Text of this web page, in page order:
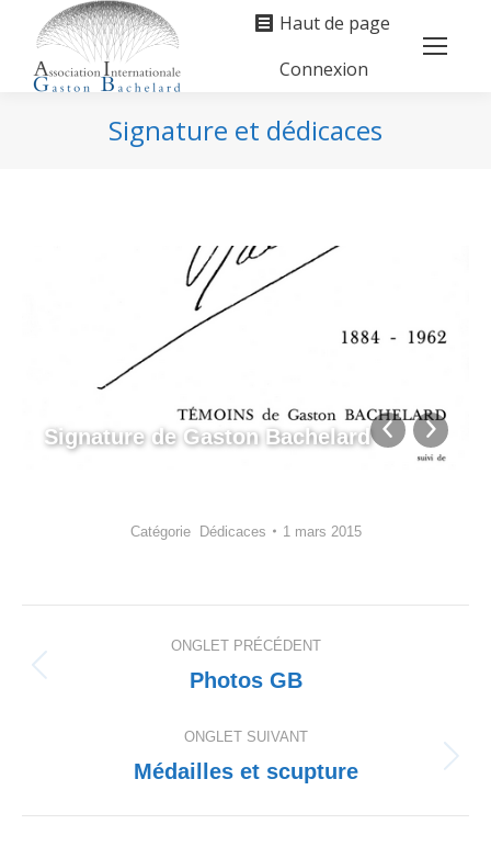
Haut de page
Connexion
Signature et dédicaces
Signature de Gaston Bachelard
Catégorie Dédicaces 1 mars 2015
de
commentaire
ONGLET PRÉCÉDENT
Onglet
Photos GB
ONGLET SUIVANT
Onglet
Médailles et scupture